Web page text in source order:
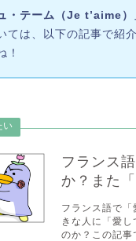
・テーム（Je t’aime）
ては、以下の記事で紹
！
フランス
か？また
フランス語で
きな人に「愛
のか？この記